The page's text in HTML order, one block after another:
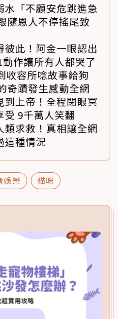
水「不顧安危跳進急
隨恩人不停搖尾致
彼此！阿金一眼認出
作讓所有人都哭了
收容所唸故事給狗
奇蹟發生感動全網
到上帝！全程閉眼冥
受 9千萬人笑翻
類求救！真相讓全網
這種情況
娛樂 貓咪